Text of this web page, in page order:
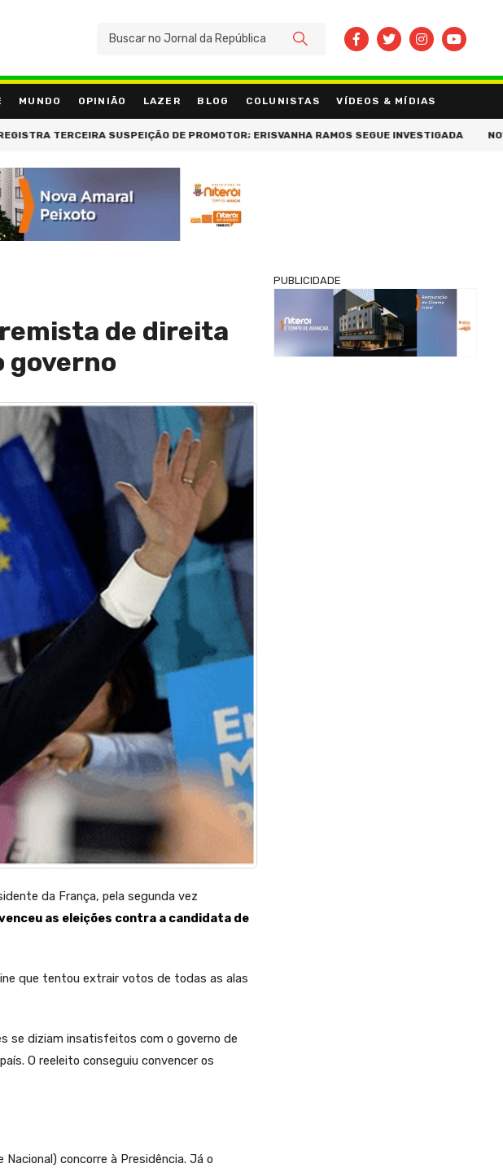
MUNDO OPINIÃO LAZER BLOG COLUNISTAS VÍDEOS & MÍDIAS
TERCEIRA SUSPEIÇÃO DE PROMOTOR; ERISVANHA RAMOS SEGUE INVESTIGADA NOVO
BUSCAR
de direita
governo
da França, pela segunda vez
as eleições contra a candidata de
que tentou extrair votos de todas as alas
se diziam insatisfeitos com o governo de
O reeleito conseguiu convencer os
concorre à Presidência. Já o
PUBLICIDADE